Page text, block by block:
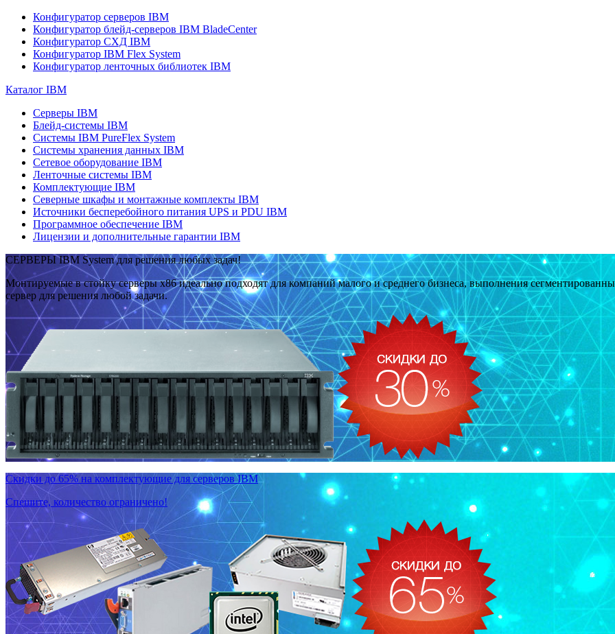
Конфигуратор серверов IBM
Конфигуратор блейд-серверов IBM BladeCenter
Конфигуратор СХД IBM
Конфигуратор IBM Flex System
Конфигуратор ленточных библиотек IBM
Каталог IBM
Серверы IBM
Блейд-системы IBM
Системы IBM PureFlex System
Системы хранения данных IBM
Сетевое оборудование IBM
Ленточные системы IBM
Комплектующие IBM
Северные шкафы и монтажные комплекты IBM
Источники бесперебойного питания UPS и PDU IBM
Программное обеспечение IBM
Лицензии и дополнительные гарантии IBM
СЕРВЕРЫ IBM System для решения любых задач!
Монтируемые в стойку серверы x86 идеально подходят для компаний малого и среднего бизнеса, выполнения
сервер для решения любой задачи.
Скидки до 65% на комплектующие для серверов IBM
Спешите, количество ограничено!